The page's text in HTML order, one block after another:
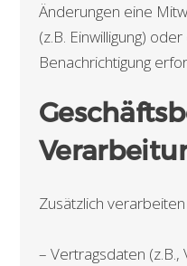
Änderungen eine
(z.B. Einwilligung)
Benachrichtigung
Zusätzlich
– Vertragsdaten